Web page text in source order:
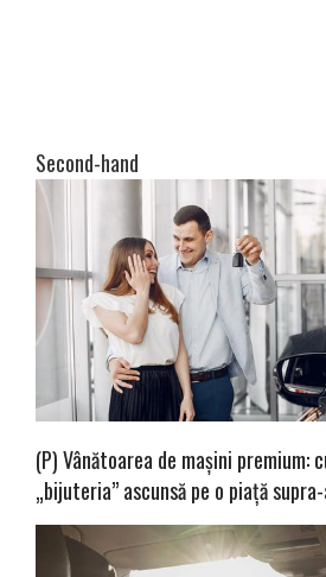
Second-hand
(P) Vânătoarea de mașini premium:
„bijuteria” ascunsă pe o piață